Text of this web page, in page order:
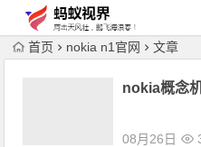
首页 nokia n1官网 文章
nokia概念
08月26日